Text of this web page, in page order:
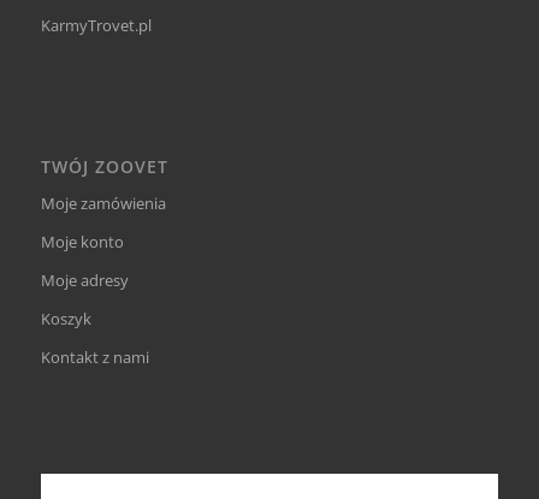
KarmyTrovet.pl
TWÓJ ZOOVET
Moje zamówienia
Moje konto
Moje adresy
Koszyk
Kontakt z nami